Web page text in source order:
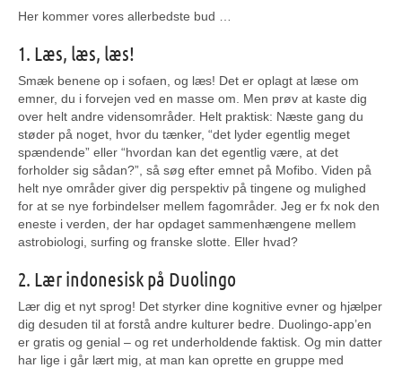
Her kommer vores allerbedste bud …
1. Læs, læs, læs!
Smæk benene op i sofaen, og læs! Det er oplagt at læse om
emner, du i forvejen ved en masse om. Men prøv at kaste dig
over helt andre vidensområder. Helt praktisk: Næste gang du
støder på noget, hvor du tænker, “det lyder egentlig meget
spændende” eller “hvordan kan det egentlig være, at det
forholder sig sådan?”, så søg efter emnet på Mofibo. Viden på
helt nye områder giver dig perspektiv på tingene og mulighed
for at se nye forbindelser mellem fagområder. Jeg er fx nok den
eneste i verden, der har opdaget sammenhængene mellem
astrobiologi, surfing og franske slotte. Eller hvad?
2. Lær indonesisk på Duolingo
Lær dig et nyt sprog! Det styrker dine kognitive evner og hjælper
dig desuden til at forstå andre kulturer bedre. Duolingo-app’en
er gratis og genial – og ret underholdende faktisk. Og min datter
har lige i går lært mig, at man kan oprette en gruppe med